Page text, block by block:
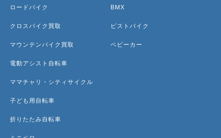
ロードバイク
クロスバイク買取
マウンテンバイク買取
電動アシスト自転車
ママチャリ・シティサイクル
子ども用自転車
折りたたみ自転車
BMX
ピストバイク
ベビーカー